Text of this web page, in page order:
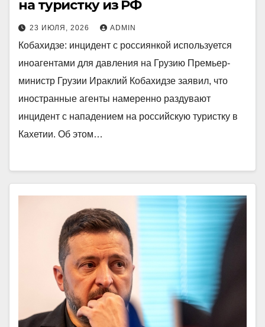
на туристку из РФ
23 ИЮЛЯ, 2026 ADMIN
Кобахидзе: инцидент с россиянкой используется
иноагентами для давления на Грузию Премьер-
министр Грузии Ираклий Кобахидзе заявил, что
иностранные агенты намеренно раздувают
инцидент с нападением на российскую туристку в
Кахетии. Об этом…